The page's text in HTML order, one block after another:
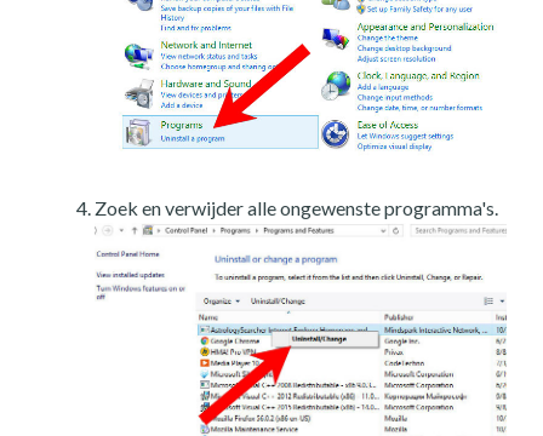
Zoek en verwijder alle ongewenste programma's.